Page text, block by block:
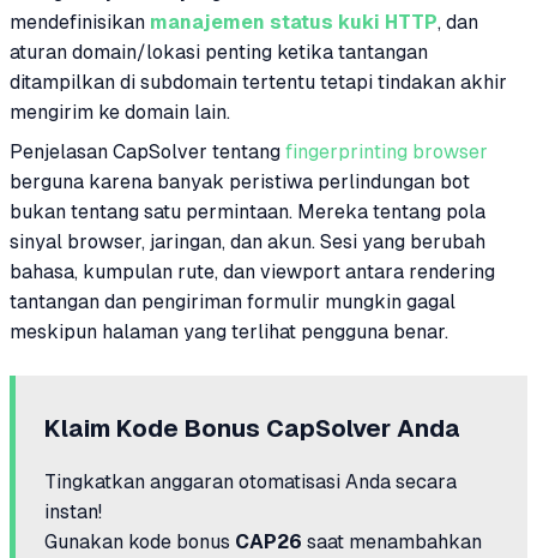
mendefinisikan manajemen status kuki HTTP, dan
aturan domain/lokasi penting ketika tantangan
ditampilkan di subdomain tertentu tetapi tindakan akhir
mengirim ke domain lain.
Penjelasan CapSolver tentang fingerprinting browser
berguna karena banyak peristiwa perlindungan bot
bukan tentang satu permintaan. Mereka tentang pola
sinyal browser, jaringan, dan akun. Sesi yang berubah
bahasa, kumpulan rute, dan viewport antara rendering
tantangan dan pengiriman formulir mungkin gagal
meskipun halaman yang terlihat pengguna benar.
Klaim Kode Bonus CapSolver Anda
Tingkatkan anggaran otomatisasi Anda secara
instan!
Gunakan kode bonus CAP26 saat menambahkan